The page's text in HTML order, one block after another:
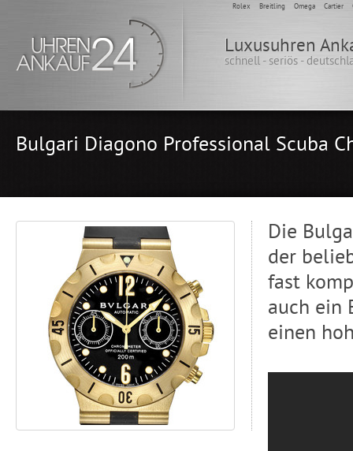
Rolex Breitling Omega Cartier
Luxusuhren
schnell - seriös -
Bulgari Diagono Professional Scuba
Die
der
fast
auch ein
einen